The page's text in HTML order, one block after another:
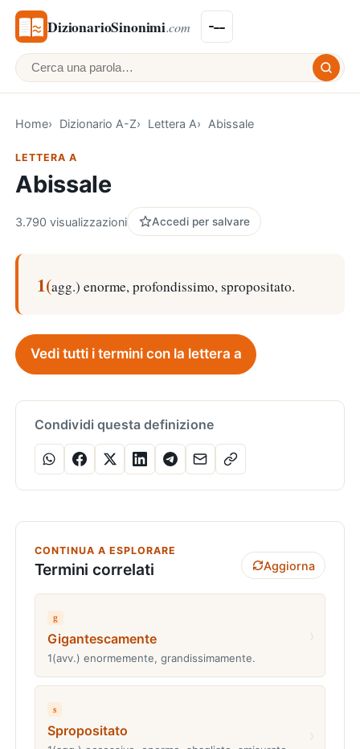
DizionarioSinonimi.com
Cerca una parola
Home Dizionario A-Z Lettera A Abissale
LETTERA A
Abissale
3.790 visualizzazioni Accedi per salvare
1(agg.) enorme, profondissimo, spropositato.
Vedi tutti i termini con la lettera a
Condividi questa definizione
CONTINUA A ESPLORARE
Termini correlati Aggiorna
g
Gigantescamente
1(avv.) enormemente, grandissimamente.
s
Spropositato